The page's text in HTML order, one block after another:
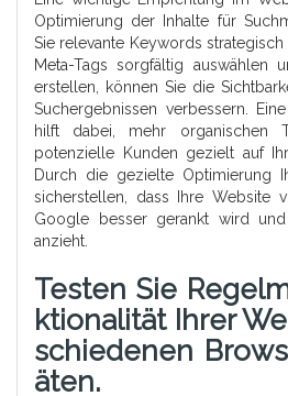
Optimierung der Inhalte für
Sie relevante Keywords strategisch
Meta-Tags sorgfältig auswählen
erstellen, können Sie die
Suchergebnissen verbessern.
hilft dabei, mehr organischen
potenzielle Kunden gezielt auf
Durch die gezielte Optimierung
sicherstellen, dass Ihre Website
Google besser gerankt wird
anzieht.
Testen Sie
Ktionalität Ihrer
Schiedenen
Äten.